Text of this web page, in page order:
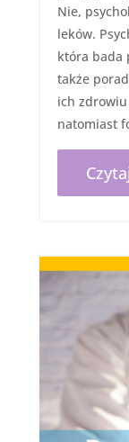
Nie,
leków.
która bada
także
ich
natomiast